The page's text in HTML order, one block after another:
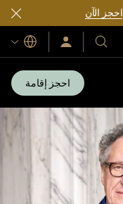
احجز الآن
فنادقنا
ومنتجعاتنا
سجّل
الدخول/
اللغات
احجز إقامة